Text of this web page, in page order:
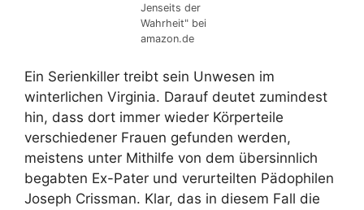
Jenseits der
Wahrheit" bei
amazon.de
Ein Serienkiller treibt sein Unwesen im
winterlichen Virginia. Darauf deutet zumindest
hin, dass dort immer wieder Körperteile
verschiedener Frauen gefunden werden,
meistens unter Mithilfe von dem übersinnlich
begabten Ex-Pater und verurteilten Pädophilen
Joseph Crissman. Klar, das in diesem Fall die